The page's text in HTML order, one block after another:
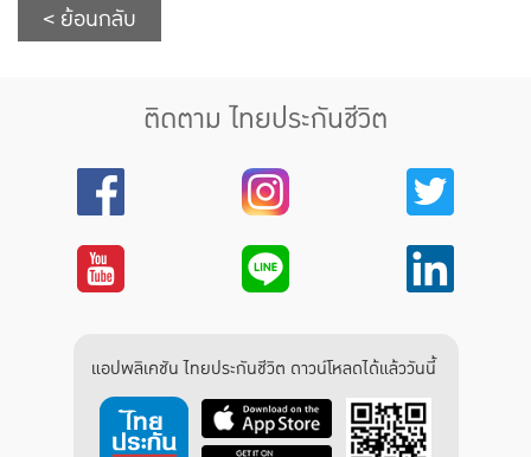
< ย้อนกลับ
ติดตาม ไทยประกันชีวิต
แอปพลิเคชัน ไทยประกันชีวิต ดาวน์โหลดได้แล้ววันนี้